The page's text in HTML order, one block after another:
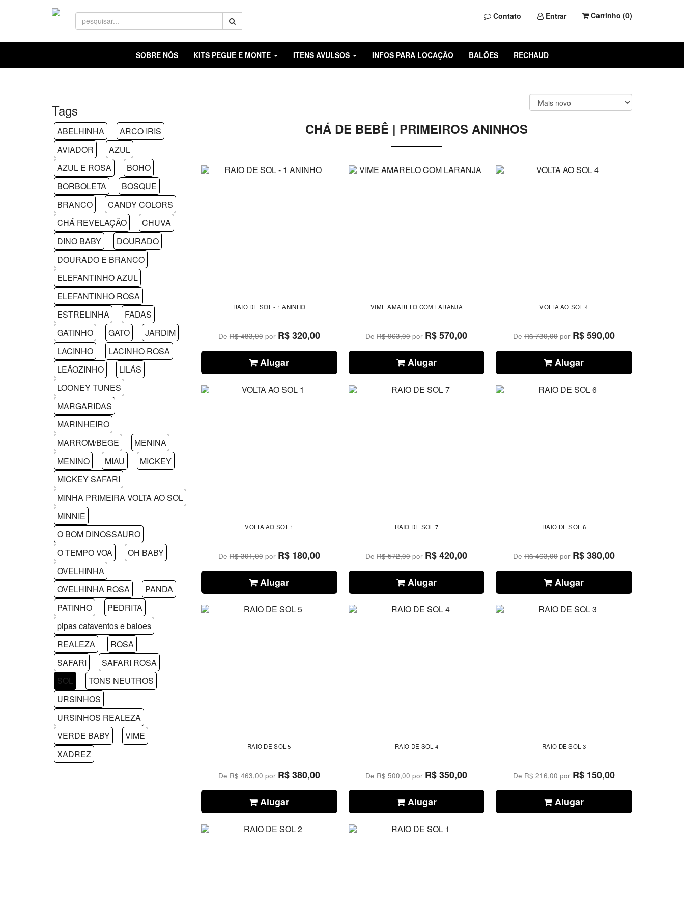
Contato Entrar Carrinho (0)
SOBRE NÓS KITS PEGUE E MONTE ITENS AVULSOS INFOS PARA LOCAÇÃO BALÕES RECHAUD
Tags
ABELHINHA
ARCO IRIS
AVIADOR
AZUL
AZUL E ROSA
BOHO
BORBOLETA
BOSQUE
BRANCO
CANDY COLORS
CHÁ REVELAÇÃO
CHUVA
DINO BABY
DOURADO
DOURADO E BRANCO
ELEFANTINHO AZUL
ELEFANTINHO ROSA
ESTRELINHA
FADAS
GATINHO
GATO
JARDIM
LACINHO
LACINHO ROSA
LEÃOZINHO
LILÁS
LOONEY TUNES
MARGARIDAS
MARINHEIRO
MARROM/BEGE
MENINA
MENINO
MIAU
MICKEY
MICKEY SAFARI
MINHA PRIMEIRA VOLTA AO SOL
MINNIE
O BOM DINOSSAURO
O TEMPO VOA
OH BABY
OVELHINHA
OVELHINHA ROSA
PANDA
PATINHO
PEDRITA
pipas cataventos e baloes
REALEZA
ROSA
SAFARI
SAFARI ROSA
SOL
TONS NEUTROS
URSINHOS
URSINHOS REALEZA
VERDE BABY
VIME
XADREZ
CHÁ DE BEBÊ | PRIMEIROS ANINHOS
RAIO DE SOL - 1 ANINHO
De R$ 483,90por R$ 320,00
Alugar
VIME AMARELO COM LARANJA
DeR$ 963,00por R$ 570,00
Alugar
VOLTA AO SOL 4
De R$ 730,00por R$ 590,00
Alugar
VOLTA AO SOL 1
De R$ 301,00por R$ 180,00
Alugar
RAIO DE SOL 7
DeR$ 572,00por R$ 420,00
Alugar
RAIO DE SOL 6
De R$ 463,00por R$ 380,00
Alugar
RAIO DE SOL 5
De R$ 463,00por R$ 380,00
Alugar
RAIO DE SOL 4
DeR$ 500,00por R$ 350,00
Alugar
RAIO DE SOL 3
De R$ 216,00por R$ 150,00
Alugar